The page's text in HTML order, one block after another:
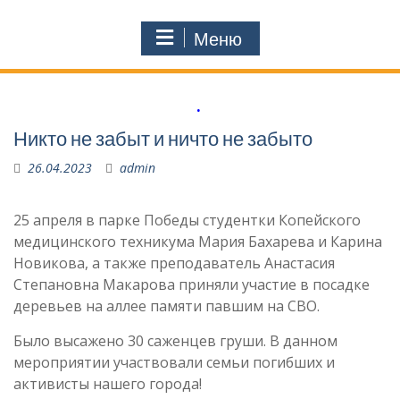
Меню
Никто не забыт и ничто не забыто
26.04.2023 admin
25 апреля в парке Победы студентки Копейского
медицинского техникума Мария Бахарева и Карина
Новикова, а также преподаватель Анастасия
Степановна Макарова приняли участие в посадке
деревьев на аллее памяти павшим на СВО.
Было высажено 30 саженцев груши. В данном
мероприятии участвовали семьи погибших и
активисты нашего города!